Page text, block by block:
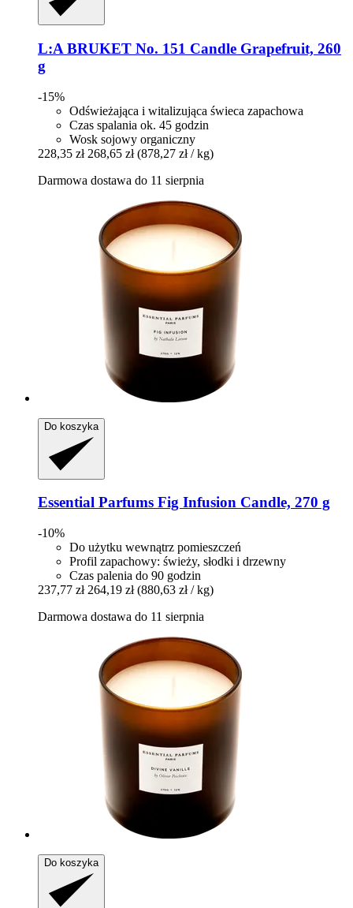
L:A BRUKET No. 151 Candle Grapefruit, 260
g
-15%
Odświeżająca i witalizująca świeca zapachowa
Czas spalania ok. 45 godzin
Wosk sojowy organiczny
228,35 zł 268,65 zł (878,27 zł / kg)
Darmowa dostawa do 11 sierpnia
Do koszyka
Essential Parfums Fig Infusion Candle, 270 g
-10%
Do użytku wewnątrz pomieszczeń
Profil zapachowy: świeży, słodki i drzewny
Czas palenia do 90 godzin
237,77 zł 264,19 zł (880,63 zł / kg)
Darmowa dostawa do 11 sierpnia
Do koszyka